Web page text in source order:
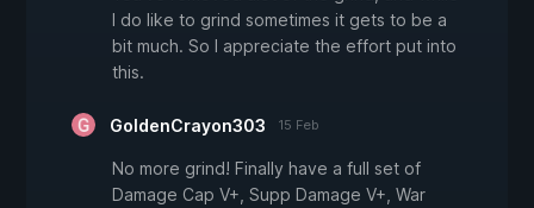
I do like to grind sometimes it gets to be a
bit much. So I appreciate the effort put into
this.
GoldenCrayon303 15 Feb
No more grind! Finally have a full set of
Damage Cap V+, Supp Damage V+, War